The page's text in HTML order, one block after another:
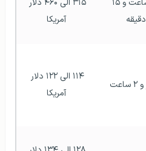
دقیقه
آمریکا
آمریکا